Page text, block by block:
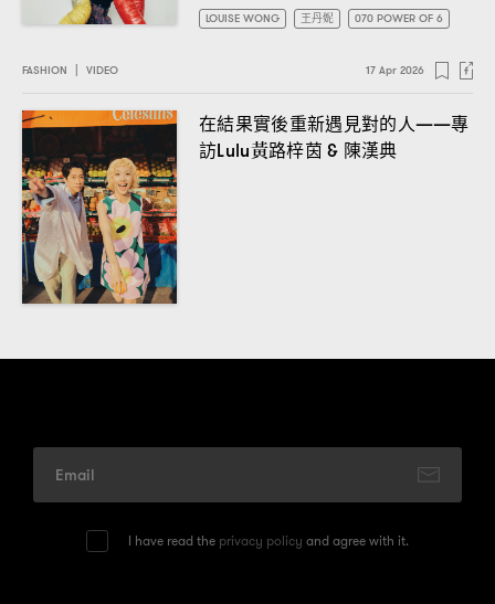
LOUISE WONG 王丹妮 070 POWER OF 6
FASHION VIDEO 17 Apr 2026
在結果實後重新遇見對的人——專
訪Lulu黃路梓茵 & 陳漢典
I have read the privacy policy and agree with it.